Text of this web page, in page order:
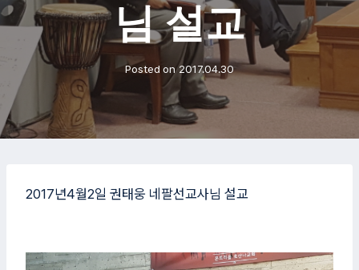
님 설교
Posted on2017.04.30
2017년4월2일 권태웅 네팔선교사님 설교